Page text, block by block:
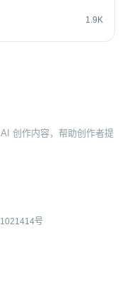
1.9K
创作内容，帮助创作者提
号